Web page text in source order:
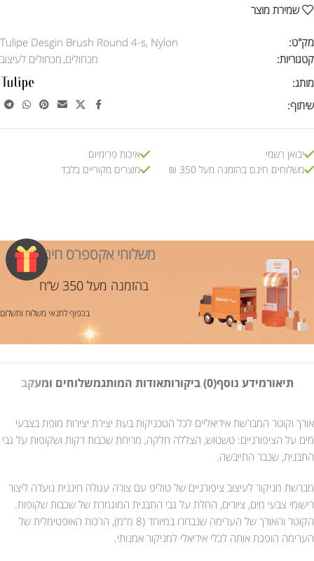
שמירת מוצר
מק"ט:
Tulipe Desgin Brush Round 4-s, Nylon
קטגוריות:
מכחולים, מכחולים לעיצוב
מותג:
שיתוף:
יבואן רשמי
משלוחים חינם בהזמנה מעל 350 ₪
איכות פרימיום
מוצרים מקוריים בלבד
משלוחי אקספרס חינם!
בהזמנה מעל 350 ש”ח
בכפוף לתנאי משלוח ותשלום
תיאורמידע נוסף(0) ביקורות אודות המותגמשלוחים ומעקב
אורך וקוטר המברשת אידיאליים לכל הטכניקות בעת יצירת יצירות מופת בצבעי
מים על הציפורניים: טשטוש, הצללה חלקה, מריחת שכבות דקות ושקופות על גבי
התבנית, שכבר התייבשה.
מברשת מניקור לעיצוב ציפורניים של טוליפ עם צורה עגולה חיננית נועדה ליצור
רישומי צבעי מים, ציורים, החלת על גבי התבנית המוגמרת של שכבות שקופות.
הקוטר והאורך של הערימה שנבחרו במיוחד (8 מ”מ), הרכות האופטימלית של
הערימה הופכת אותה לכלי אידיאלי למניקור אמנותי.